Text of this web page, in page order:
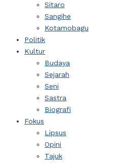
Sitaro
Sangihe
Kotamobagu
Politik
Kultur
Budaya
Sejarah
Seni
Sastra
Biografi
Fokus
Lipsus
Opini
Tajuk